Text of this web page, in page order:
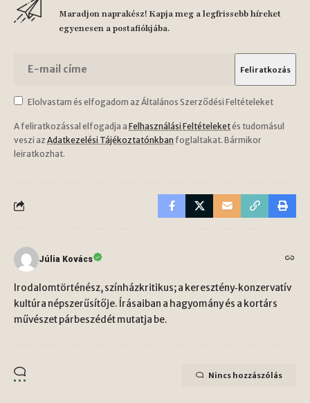
Maradjon naprakész! Kapja meg a legfrissebb híreket
egyenesen a postafiókjába.
Elolvastam és elfogadom az Általános Szerződési Feltételeket
A feliratkozással elfogadja a Felhasználási Feltételeketés tudomásul
veszi az Adatkezelési Tájékoztatónkban foglaltakat. Bármikor
leiratkozhat.
Júlia Kovács
Irodalomtörténész, színházkritikus; a keresztény‑konzervatív
kultúra népszerűsítője. Írásaiban a hagyomány és a kortárs
művészet párbeszédét mutatja be.
Nincs hozzászólás